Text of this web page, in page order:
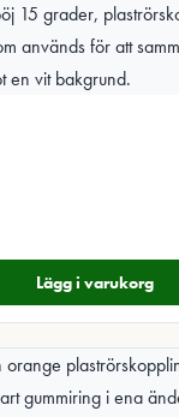
Lägg i varukorg